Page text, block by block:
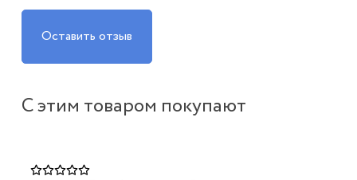
Оставить отзыв
С этим товаром покупают